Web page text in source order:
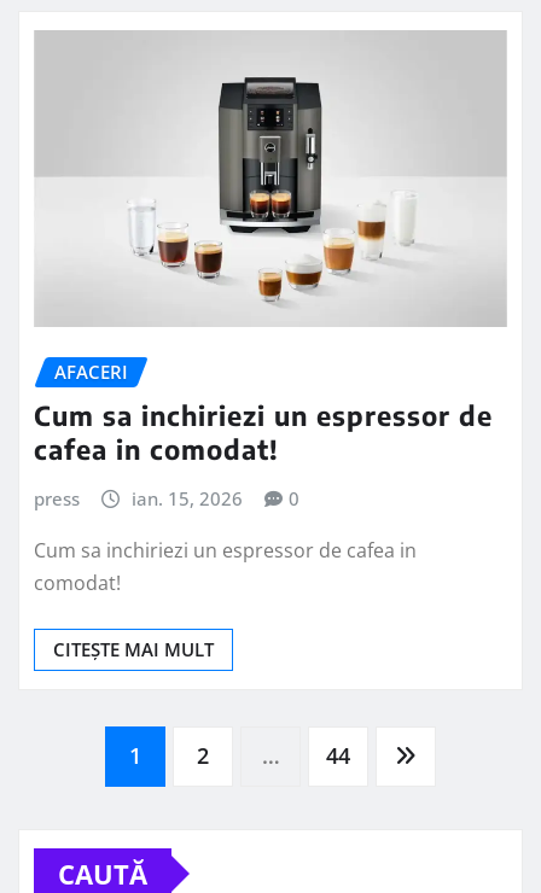
AFACERI
Cum sa inchiriezi un espressor de
cafea in comodat!
press ian. 15, 2026 0
Cum sa inchiriezi un espressor de cafea in
comodat!
CITEȘTE MAI MULT
Paginație
articole
1 2 … 44
CAUTĂ